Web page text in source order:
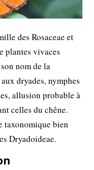
des Rosaceae et
plantes vivaces
nom de la
dryades, nymphes
allusion probable à
celles du chêne.
taxonomique bien
Dryadoideae.